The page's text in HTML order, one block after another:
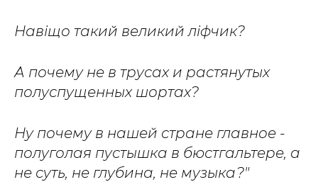
Навіщо такий великий ліфчик?
А почему не в трусах и растянутых
полуспущенных шортах?
Ну почему в нашей стране главное -
полуголая пустышка в бюстгальтере, а
не суть, не глубина, не музыка?"